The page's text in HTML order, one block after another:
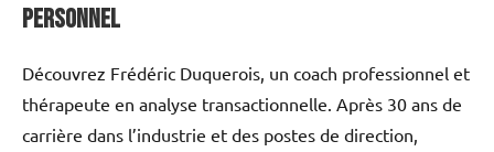
Personnel
Découvrez Frédéric Duquerois, un coach professionnel et
thérapeute en analyse transactionnelle. Après 30 ans de
carrière dans l’industrie et des postes de direction,